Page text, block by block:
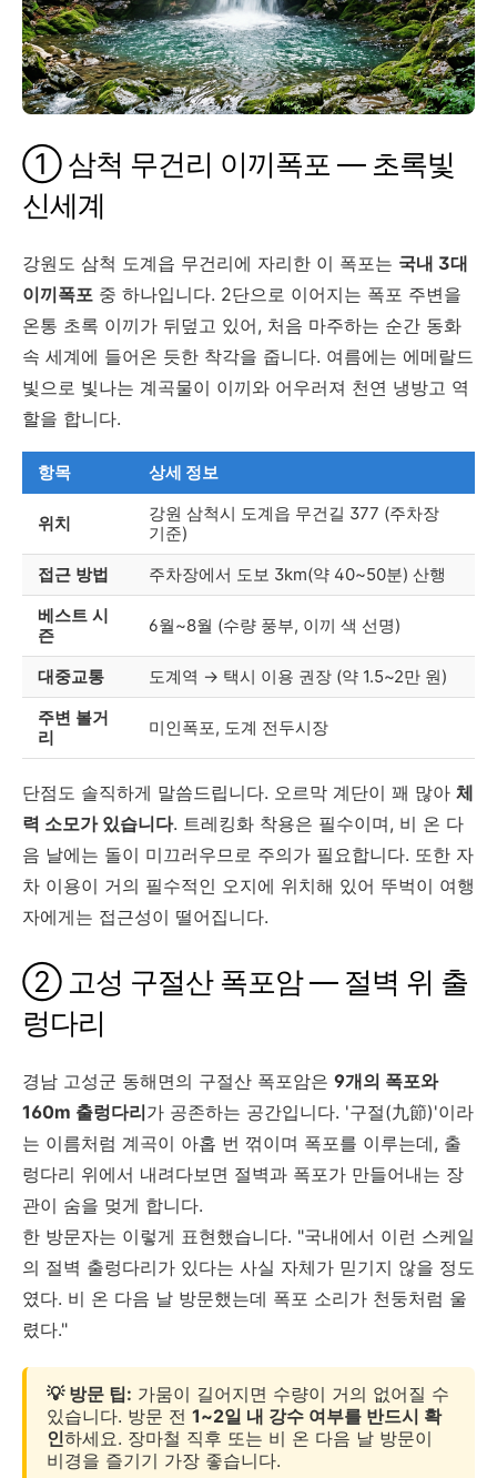
① 삼척 무건리 이끼폭포 — 초록빛
신세계
강원도 삼척 도계읍 무건리에 자리한 이 폭포는 국내 3대
이끼폭포 중 하나입니다. 2단으로 이어지는 폭포 주변을
온통 초록 이끼가 뒤덮고 있어, 처음 마주하는 순간 동화
속 세계에 들어온 듯한 착각을 줍니다. 여름에는 에메랄드
빛으로 빛나는 계곡물이 이끼와 어우러져 천연 냉방고 역
할을 합니다.
항목 상세 정보
위치
강원 삼척시 도계읍 무건길 377 (주차장
기준)
접근 방법
주차장에서 도보 3km(약 40~50분) 산행
베스트 시
즌
6월~8월 (수량 풍부, 이끼 색 선명)
대중교통
도계역 → 택시 이용 권장 (약 1.5~2만 원)
주변 볼거
리
미인폭포, 도계 전두시장
단점도 솔직하게 말씀드립니다. 오르막 계단이 꽤 많아 체
력 소모가 있습니다. 트레킹화 착용은 필수이며, 비 온 다
음 날에는 돌이 미끄러우므로 주의가 필요합니다. 또한 자
차 이용이 거의 필수적인 오지에 위치해 있어 뚜벅이 여행
자에게는 접근성이 떨어집니다.
② 고성 구절산 폭포암 — 절벽 위 출
렁다리
경남 고성군 동해면의 구절산 폭포암은 9개의 폭포와
160m 출렁다리가 공존하는 공간입니다. '구절(九節)'이라
는 이름처럼 계곡이 아홉 번 꺾이며 폭포를 이루는데, 출
렁다리 위에서 내려다보면 절벽과 폭포가 만들어내는 장
관이 숨을 멎게 합니다.
한 방문자는 이렇게 표현했습니다. "국내에서 이런 스케일
의 절벽 출렁다리가 있다는 사실 자체가 믿기지 않을 정도
였다. 비 온 다음 날 방문했는데 폭포 소리가 천둥처럼 울
렸다."
💡 방문 팁: 가뭄이 길어지면 수량이 거의 없어질 수
있습니다. 방문 전 1~2일 내 강수 여부를 반드시 확
인하세요. 장마철 직후 또는 비 온 다음 날 방문이
비경을 즐기기 가장 좋습니다.